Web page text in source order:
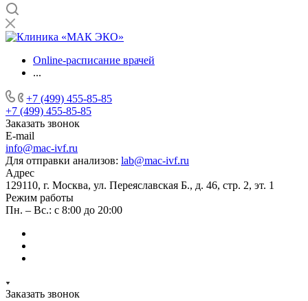
Online-расписание врачей
...
+7 (499) 455-85-85
+7 (499) 455-85-85
Заказать звонок
E-mail
info@mac-ivf.ru
Для отправки анализов: lab@mac-ivf.ru
Адрес
129110, г. Москва, ул. Переяславская Б., д. 46, стр. 2, эт. 1
Режим работы
Пн. – Вс.: с 8:00 до 20:00
Заказать звонок